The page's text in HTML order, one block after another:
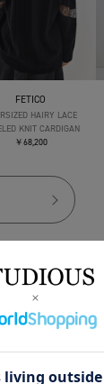
FETICO
HAIRY LACE
KNIT CARDIGAN
￥68,200
ARRIVAL